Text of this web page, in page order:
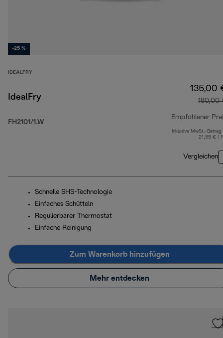
-25 %
IDEALFRY
IdealFry
FH2101/1.W
135,00
180,00
Empfohlener
Inklusive MwSt.-Betrag
21,55 € (
Vergleichen
Schnelle SHS-Technologie
Einfaches Schütteln
Regulierbarer Thermostat
Einfache Reinigung
Zum Warenkorb hinzufügen
Mehr entdecken